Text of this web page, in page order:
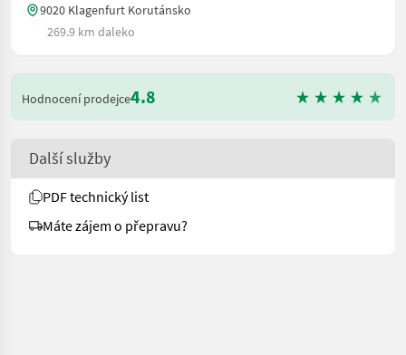
9020 Klagenfurt Korutánsko
269.9 km daleko
Hodnocení prodejce4.8
Další služby
PDF technický list
Máte zájem o přepravu?